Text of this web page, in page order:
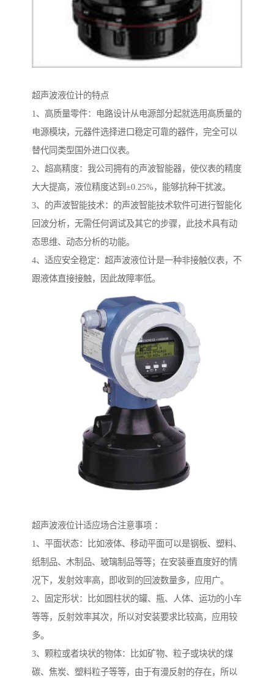
超声波液位计的特点
1、高质量零件：电路设计从电源部分起就选用高质量的
电源模块，元器件选择进口稳定可靠的器件，完全可以
替代同类型国外进口仪表。
2、超高精度：我公司拥有的声波智能器，使仪表的精度
大大提高，液位精度达到±0.25%，能够抗种干扰波。
3、的声波智能技术：的声波智能技术软件可进行智能化
回波分析，无需任何调试及其它的步骤，此技术具有动
态思维、动态分析的功能。
4、适应安全稳定：超声波液位计是一种非接触仪表，不
跟液体直接接触，因此故障率低。
超声波液位计适应场合注意事项 ：
1、平面状态：比如液体、移动平面可以是钢板、塑料、
纸制品、木制品、玻璃制品等等；在安装垂直度好的情
况下，发射效率高，即收到的回波数量多，应用广。
2、固定形状：比如圆柱状的罐、瓶、人体、运功的小车
等等，反射效率其次，所以对安装要求比较高，应用较
多。
3、颗粒或者块状的物体：比如矿物、粒子或块状的煤
碳、焦炭、塑料粒子等等，由于有漫反射的存在，所以